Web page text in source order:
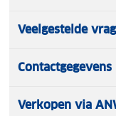
Veelgestelde
Contactgegevens
Verkopen via